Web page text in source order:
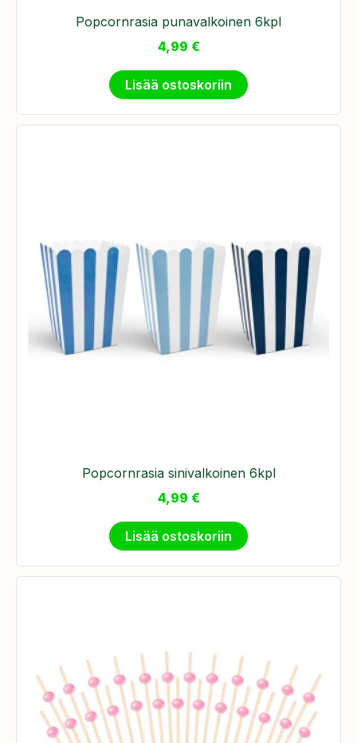
Popcornrasia punavalkoinen 6kpl
4,99 €
Lisää ostoskoriin
Popcornrasia sinivalkoinen 6kpl
4,99 €
Lisää ostoskoriin